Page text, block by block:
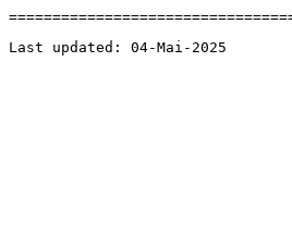
Last updated: 04-Mai-2025